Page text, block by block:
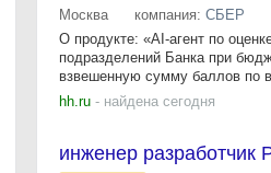
Москва компания: СБЕР
О продукте: «AI-агент по
подразделений Банка при
взвешенную сумму баллов по
hh.ru - найдена сегодня
инженер разработчик